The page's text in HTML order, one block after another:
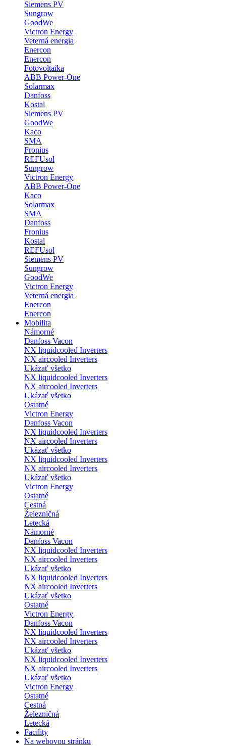
Siemens PV
Sungrow
GoodWe
Victron Energy
Veterná energia
Enercon
Enercon
Fotovoltaika
ABB Power-One
Solarmax
Danfoss
Kostal
Siemens PV
GoodWe
Kaco
SMA
Fronius
REFUsol
Sungrow
Victron Energy
ABB Power-One
Kaco
Solarmax
SMA
Danfoss
Fronius
Kostal
REFUsol
Siemens PV
Sungrow
GoodWe
Victron Energy
Veterná energia
Enercon
Enercon
Mobilita
Námorné
Danfoss Vacon
NX liquidcooled Inverters
NX aircooled Inverters
Ukázať všetko
NX liquidcooled Inverters
NX aircooled Inverters
Ukázať všetko
Ostatné
Victron Energy
Danfoss Vacon
NX liquidcooled Inverters
NX aircooled Inverters
Ukázať všetko
NX liquidcooled Inverters
NX aircooled Inverters
Ukázať všetko
Victron Energy
Ostatné
Cestná
Železničná
Letecká
Námorné
Danfoss Vacon
NX liquidcooled Inverters
NX aircooled Inverters
Ukázať všetko
NX liquidcooled Inverters
NX aircooled Inverters
Ukázať všetko
Ostatné
Victron Energy
Danfoss Vacon
NX liquidcooled Inverters
NX aircooled Inverters
Ukázať všetko
NX liquidcooled Inverters
NX aircooled Inverters
Ukázať všetko
Victron Energy
Ostatné
Cestná
Železničná
Letecká
Facility
Na webovou stránku